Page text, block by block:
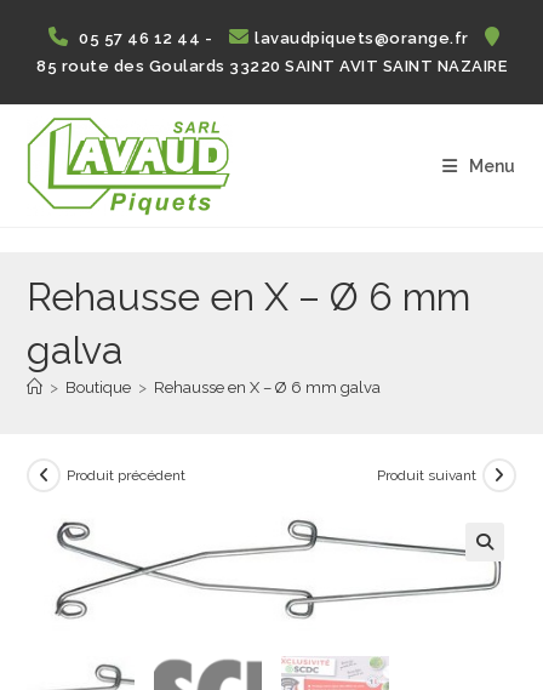
content
05 57 46 12 44 -
lavaudpiquets@orange.fr
85 route des Goulards 33220 SAINT AVIT SAINT NAZAIRE
Menu
Rehausse en X – Ø 6 mm
galva
> Boutique > Rehausse en X – Ø 6 mm galva
Produit précédent Produit suivant